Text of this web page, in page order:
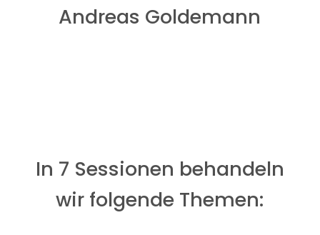
Andreas Goldemann
In 7 Sessionen behandeln
wir folgende Themen: